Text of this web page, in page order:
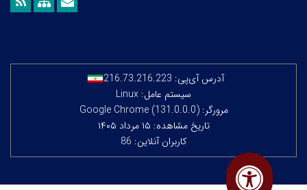
آدرس آی‌پی: 216.73.216.223
سیستم عامل: Linux
مرورگر: Google Chrome (131.0.0.0)
تاریخ مشاهده: ۱۵ مرداد ۱۴۰۵
کاربران آنلاین: 86